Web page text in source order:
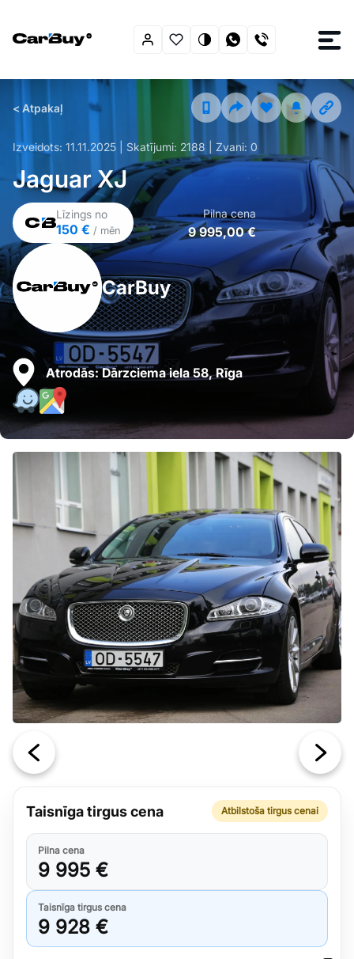
< Atpakaļ
Izveidots: 11.11.2025 | Skatījumi: 2188 | Zvani: 0
Jaguar XJ
Līzings no
150 € / mēn
Pilna cena
9 995,00 €
CarBuy
Atrodās:Dārzciema iela 58, Rīga
Taisnīga tirgus cena Atbilstoša tirgus cenai
Pilna cena
9 995 €
Taisnīga tirgus cena
9 928 €